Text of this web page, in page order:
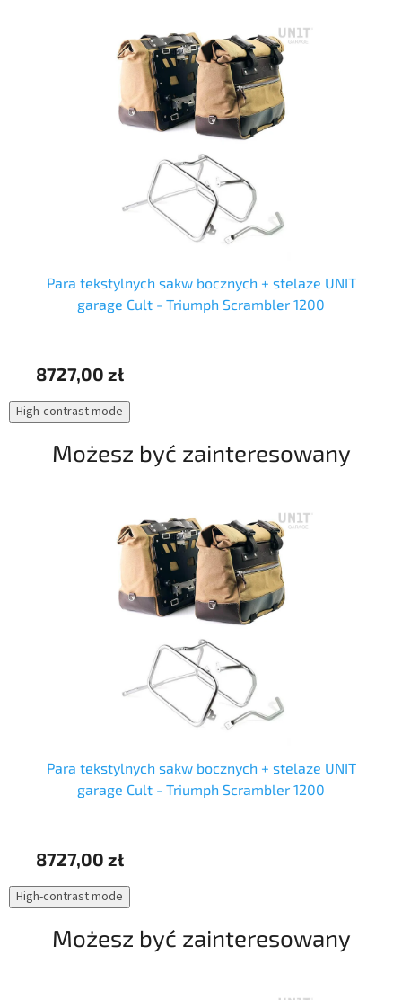
Para tekstylnych sakw bocznych + stelaze UNIT
garage Cult - Triumph Scrambler 1200
8727,00 zł
High-contrast mode
Możesz być zainteresowany
Para tekstylnych sakw bocznych + stelaze UNIT
garage Cult - Triumph Scrambler 1200
8727,00 zł
High-contrast mode
Możesz być zainteresowany